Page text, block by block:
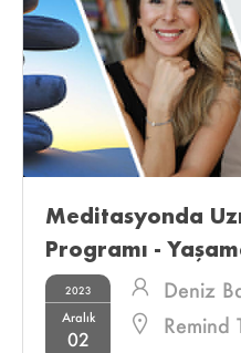
Meditasyonda
Programı -
2023
Aralık
02
Deniz
Kıran
Remind